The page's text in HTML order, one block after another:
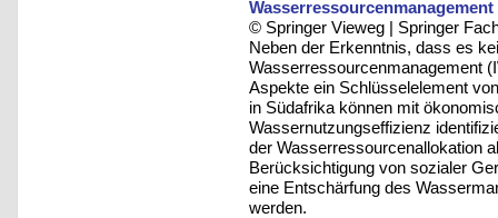
Wasserressourcenmanagement
© Springer Vieweg | Springer
Neben der Erkenntnis, dass es
Wasserressourcenmanagement
Aspekte ein Schlüsselelement
in Südafrika können mit
Wassernutzungseffizienz
der Wasserressourcenallokation
Berücksichtigung von sozialer
eine Entschärfung des
werden.